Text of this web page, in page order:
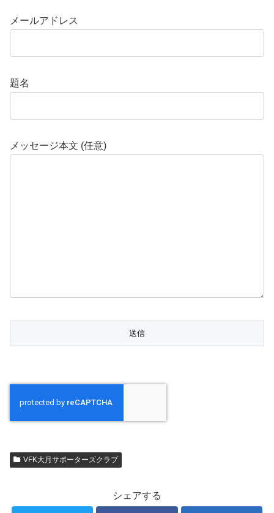
メールアドレス
題名
メッセージ本文 (任意)
VFK大月サポーターズクラブ
シェアする